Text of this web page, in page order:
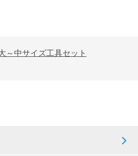
～中サイズ工具セット